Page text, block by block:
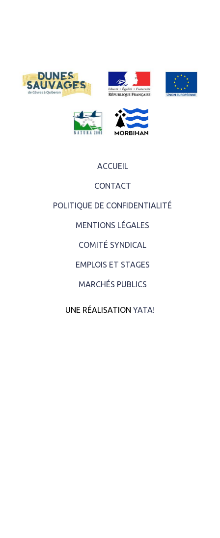
ACCUEIL
CONTACT
POLITIQUE DE CONFIDENTIALITÉ
MENTIONS LÉGALES
COMITÉ SYNDICAL
EMPLOIS ET STAGES
MARCHÉS PUBLICS
UNE RÉALISATION YATA!